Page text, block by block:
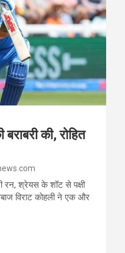
की, रोहित
रन, श्रेयस के शॉट से पक्षी
विराट कोहली ने एक और